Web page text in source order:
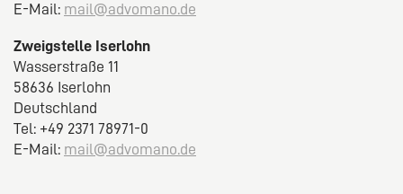
E-Mail: mail@advomano.de
Zweigstelle Iserlohn
Wasserstraße 11
58636 Iserlohn
Deutschland
Tel: +49 2371 78971-0
E-Mail: mail@advomano.de